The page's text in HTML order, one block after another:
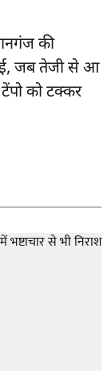
की
जब तेजी से आ
को टक्कर